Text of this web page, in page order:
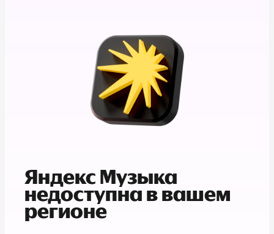
Яндекс Музыка
недоступна в вашем
регионе